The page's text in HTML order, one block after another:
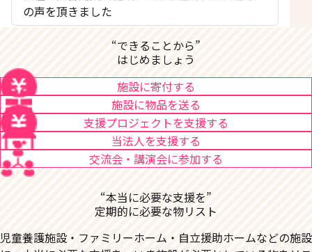
の声を頂きました
“できることから”
はじめましょう
施設に寄付する
施設に物品を送る
支援プロジェクトを支援する
当法人を支援する
交流会・講演会に参加する
“本当に必要な支援を”
定期的に必要な物リスト
児童養護施設・ファミリーホーム・自立援助ホームなどの施設